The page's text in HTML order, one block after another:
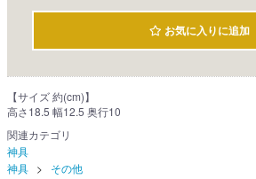
お気に入りに追加
【サイズ 約(cm)】
高さ18.5 幅12.5 奥行10
関連カテゴリ
神具
神具
その他